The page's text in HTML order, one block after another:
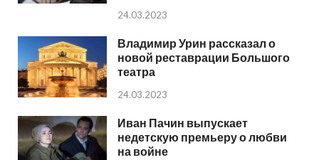
24.03.2023
Владимир Урин рассказал о
новой реставрации Большого
театра
24.03.2023
Иван Пачин выпускает
недетскую премьеру о любви
на войне